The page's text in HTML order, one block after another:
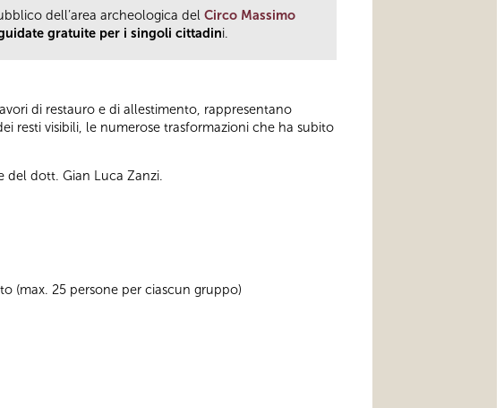
dell’area archeologica del Circo Massimo
gratuite per i singoli cittadini.
di restauro e di allestimento, rappresentano
resti visibili, le numerose trasformazioni che ha subito
del dott. Gian Luca Zanzi.
(max. 25 persone per ciascun gruppo)